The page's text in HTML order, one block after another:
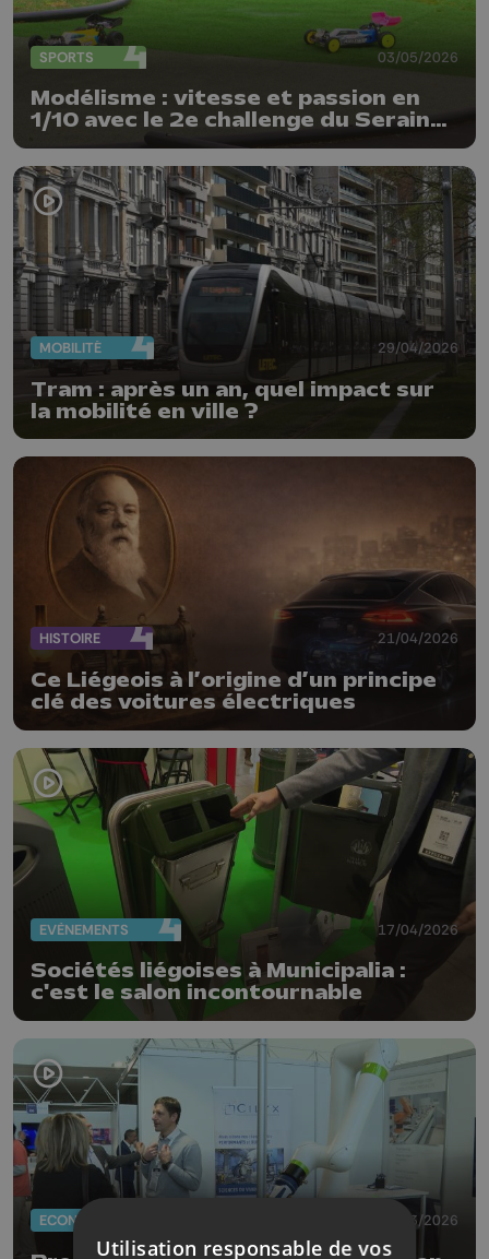
SPORTS 03/05/2026
Modélisme : vitesse et passion en
1/10 avec le 2e challenge du Seraing
MOBILITÉ 29/04/2026
Tram : après un an, quel impact sur
la mobilité en ville ?
HISTOIRE 21/04/2026
Ce Liégeois à l’origine d’un principe
clé des voitures électriques
EVÈNEMENTS 17/04/2026
Sociétés liégoises à Municipalia :
c'est le salon incontournable
ECONOMIE 19/03/2026
Utilisation responsable de vos